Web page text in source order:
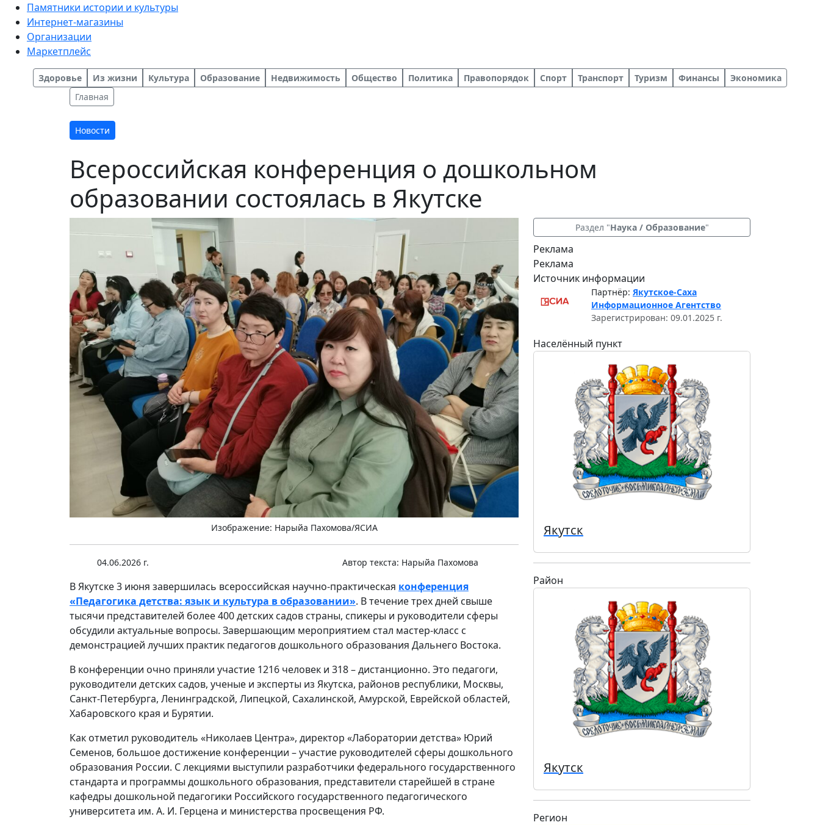
Памятники истории и культуры
Интернет-магазины
Организации
Маркетплейс
Здоровье Из жизни Культура Образование Недвижимость Общество Политика Правопорядок Спорт Транспорт Туризм Финансы
Экономика
Главная
Новости
Всероссийская конференция о дошкольном
образовании состоялась в Якутске
Изображение: Нарыйа Пахомова/ЯСИА
04.06.2026 г. Автор текста: Нарыйа Пахомова
В Якутске 3 июня завершилась всероссийская научно-практическая конференция
«Педагогика детства: язык и культура в образовании». В течение трех дней свыше
тысячи представителей более 400 детских садов страны, спикеры и руководители сферы
обсудили актуальные вопросы. Завершающим мероприятием стал мастер-класс с
демонстрацией лучших практик педагогов дошкольного образования Дальнего Востока.
В конференции очно приняли участие 1216 человек и 318 – дистанционно. Это педагоги,
руководители детских садов, ученые и эксперты из Якутска, районов республики, Москвы,
Санкт-Петербурга, Ленинградской, Липецкой, Сахалинской, Амурской, Еврейской областей,
Хабаровского края и Бурятии.
Как отметил руководитель «Николаев Центра», директор «Лаборатории детства» Юрий
Семенов, большое достижение конференции – участие руководителей сферы дошкольного
образования России. С лекциями выступили разработчики федерального государственного
стандарта и программы дошкольного образования, представители старейшей в стране
кафедры дошкольной педагогики Российского государственного педагогического
университета им. А. И. Герцена и министерства просвещения РФ.
Раздел "Наука / Образование"
Реклама
Реклама
Источник информации
Партнёр: Якутское-Саха
Информационное Агентство
Зарегистрирован: 09.01.2025 г.
Населённый пункт
Якутск
Район
Якутск
Регион